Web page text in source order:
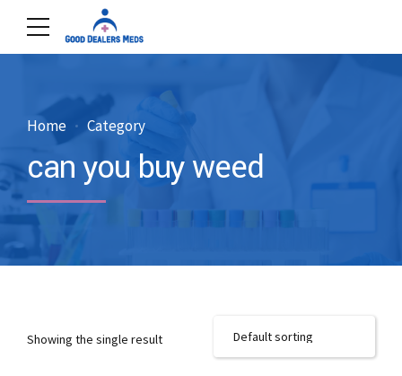
Home Category
can you buy weed
Showing the single result